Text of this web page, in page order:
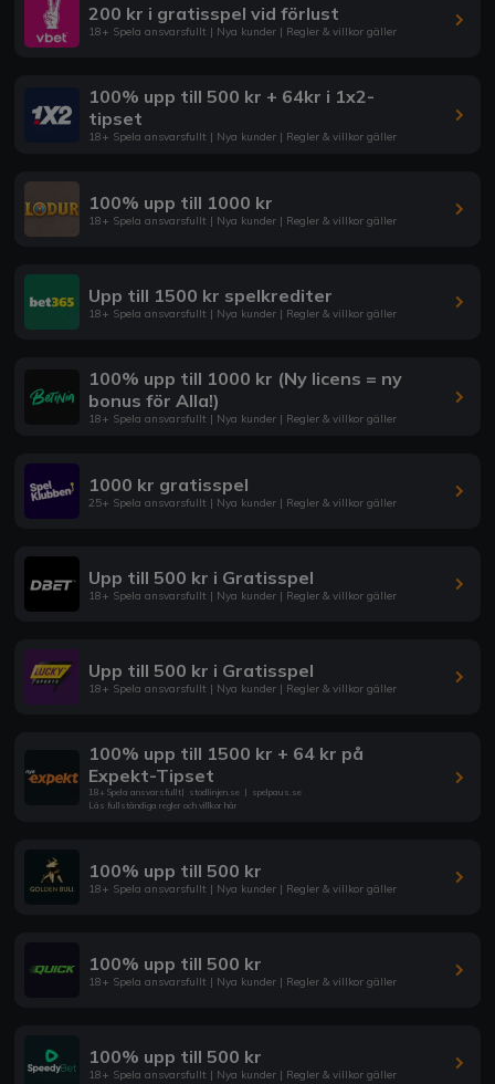
200 kr i gratisspel vid förlust
18+ Spela ansvarsfullt | Nya kunder | Regler & villkor gäller
100% upp till 500 kr + 64kr i 1x2-
tipset
18+ Spela ansvarsfullt | Nya kunder | Regler & villkor gäller
100% upp till 1000 kr
18+ Spela ansvarsfullt | Nya kunder | Regler & villkor gäller
Upp till 1500 kr spelkrediter
18+ Spela ansvarsfullt | Nya kunder | Regler & villkor gäller
100% upp till 1000 kr (Ny licens = ny
bonus för Alla!)
18+ Spela ansvarsfullt | Nya kunder | Regler & villkor gäller
1000 kr gratisspel
25+ Spela ansvarsfullt | Nya kunder | Regler & villkor gäller
Upp till 500 kr i Gratisspel
18+ Spela ansvarsfullt | Nya kunder | Regler & villkor gäller
Upp till 500 kr i Gratisspel
18+ Spela ansvarsfullt | Nya kunder | Regler & villkor gäller
100% upp till 1500 kr + 64 kr på
Expekt-Tipset
18+ Spela ansvarsfullt| stodlinjen.se | spelpaus.se
Läs fullständiga regler och villkor här
100% upp till 500 kr
18+ Spela ansvarsfullt | Nya kunder | Regler & villkor gäller
100% upp till 500 kr
18+ Spela ansvarsfullt | Nya kunder | Regler & villkor gäller
100% upp till 500 kr
18+ Spela ansvarsfullt | Nya kunder | Regler & villkor gäller